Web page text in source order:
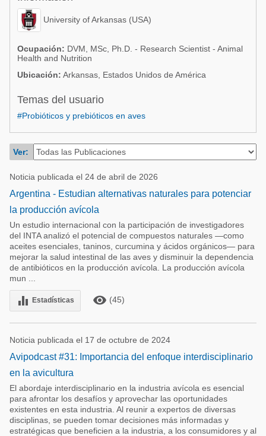
Acuacultura
Micotoxinas
Avicultura
Porcicultura
Balanceados - Piensos
Comunidades en portugués
Avicultura
Porcicultura
Ganadería
University of Arkansas (USA)
Ocupación: DVM, MSc, Ph.D. - Research Scientist - Animal
Health and Nutrition
Ubicación: Arkansas, Estados Unidos de América
Temas del usuario
#Probióticos y prebióticos en aves
Ver:
Noticia publicada el 24 de abril de 2026
Argentina - Estudian alternativas naturales para potenciar
la producción avícola
Un estudio internacional con la participación de investigadores
del INTA analizó el potencial de compuestos naturales —como
aceites esenciales, taninos, curcumina y ácidos orgánicos— para
mejorar la salud intestinal de las aves y disminuir la dependencia
de antibióticos en la producción avícola. La producción avícola
mun ...
equalizer Estadísticas remove_red_eye (45)
Noticia publicada el 17 de octubre de 2024
Avipodcast #31: Importancia del enfoque interdisciplinario
en la avicultura
El abordaje interdisciplinario en la industria avícola es esencial
para afrontar los desafíos y aprovechar las oportunidades
existentes en esta industria. Al reunir a expertos de diversas
disciplinas, se pueden tomar decisiones más informadas y
estratégicas que beneficien a la industria, a los consumidores y al